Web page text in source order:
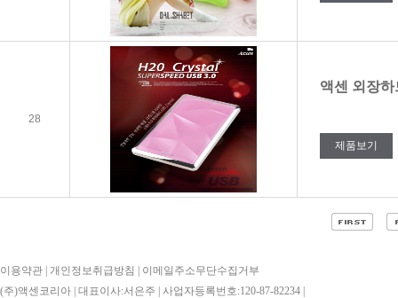
28
액센 외장
제품보기
이용약관 개인정보취급방침
이메일주소무단수집거부
(주)액센코리아 | 대표이사:서은주 | 사업자등록번호:120-87-82234 |